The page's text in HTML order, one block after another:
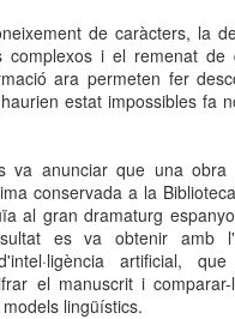
de caràcters, la
complexos i el remenat de
ara permeten fer
estat impossibles fa
va anunciar que una obra
conservada a la
al gran dramaturg
es va obtenir amb
artificial,
el manuscrit i
lingüístics.